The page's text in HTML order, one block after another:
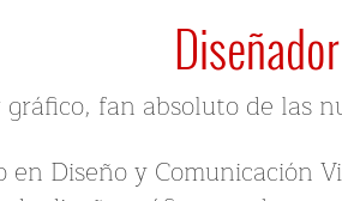
fan absoluto de las
en Diseño y Comunicación